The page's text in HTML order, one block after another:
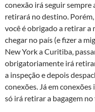
conexão irá seguir sempre
retirará no destino.
você é obrigado a retirar a
chegar no país (e fizer a
New York a Curitiba,
obrigatoriamente irá
a inspeção e depois
conexões. Já em
só irá retirar a bagagem no